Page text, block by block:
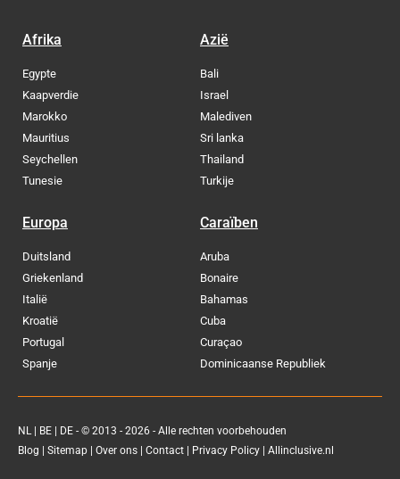
Afrika
Egypte
Kaapverdie
Marokko
Mauritius
Seychellen
Tunesie
Azië
Bali
Israel
Malediven
Sri lanka
Thailand
Turkije
Europa
Duitsland
Griekenland
Italië
Kroatië
Portugal
Spanje
Caraïben
Aruba
Bonaire
Bahamas
Cuba
Curaçao
Dominicaanse Republiek
NL| BE DE - © 2013 - 2026 - Alle rechten voorbehouden
Blog
Sitemap Over ons Contact Privacy Policy | Allinclusive.nl